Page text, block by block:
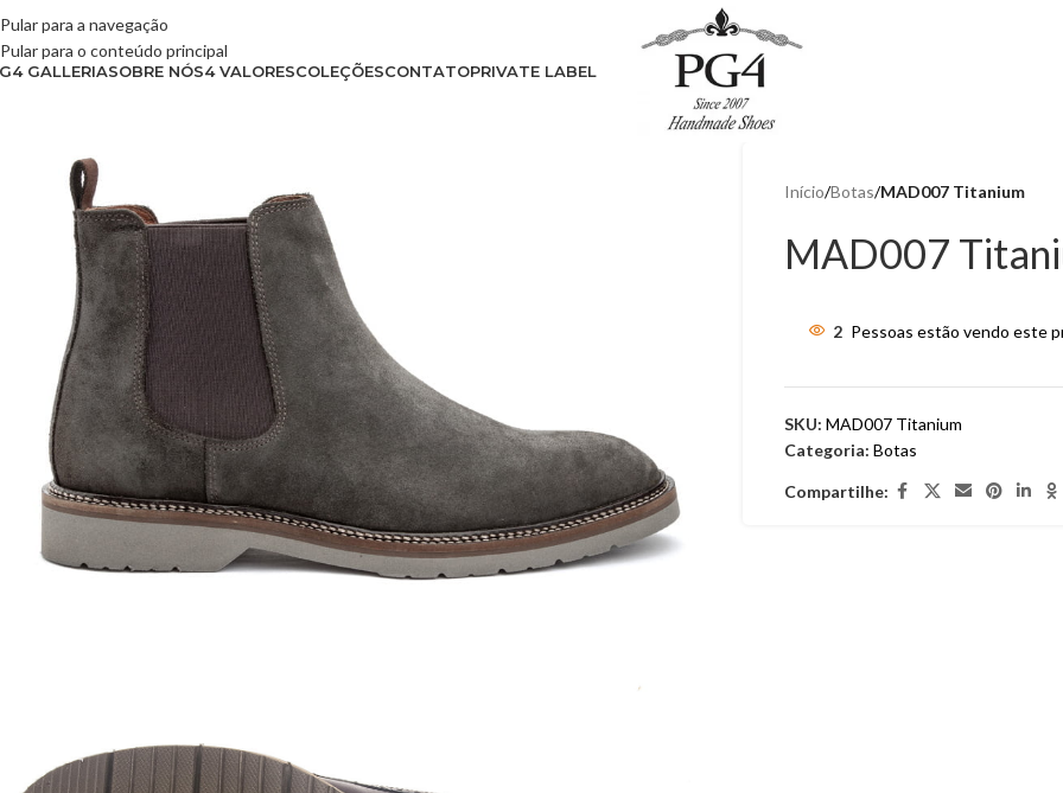
Pular para a navegação
Pular para o conteúdo principal
GALLERIASOBRE NÓS4 VALORESCOLEÇÕESCONTATOPRIVATE LABEL
Início/Botas/MAD007 Titanium
MAD007
2 Pessoas estão vendo este
SKU: MAD007 Titanium
Categoria: Botas
Compartilhe: